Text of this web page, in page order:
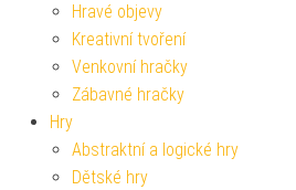
Hravé objevy
Kreativní tvoření
Venkovní hračky
Zábavné hračky
Hry
Abstraktní a logické hry
Dětské hry